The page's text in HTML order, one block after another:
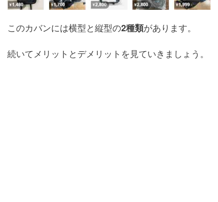
このカバンには横型と縦型の2種類があります。
続いてメリットとデメリットを見ていきましょう。